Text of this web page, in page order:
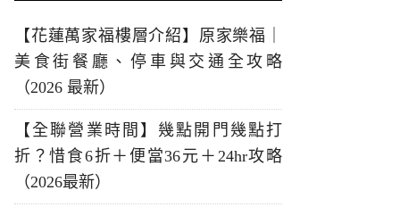
【花蓮萬家福樓層介紹】原家樂福｜
美食街餐廳、停車與交通全攻略
（2026 最新）
【全聯營業時間】幾點開門幾點打
折？惜食6折＋便當36元＋24hr攻略
（2026最新）